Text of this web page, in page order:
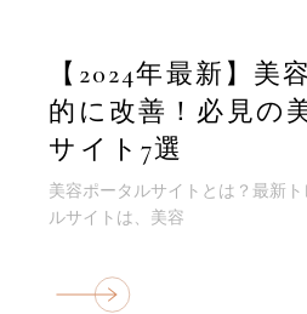
【2024年最新】美
的に改善！必見の
サイト7選
美容ポータルサイトとは？最新
ルサイトは、美容